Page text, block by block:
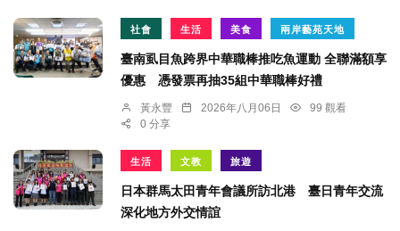
社會 生活 美食 兩岸藝苑天地
臺南虱目魚跨界中華職棒推吃魚運動 全聯滿額享
優惠 憑發票再抽35組中華職棒好禮
黃永豐 2026年八月06日
99 觀看
0 分享
生活 文教 旅遊
日本群馬太田青年會議所訪北港 臺日青年交流
深化地方外交情誼